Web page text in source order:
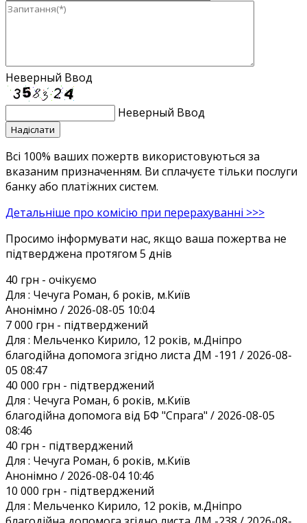
Неверный Ввод
Неверный Ввод
Всі 100% ваших пожертв використовуються за
вказаним призначенням. Ви сплачуєте тільки послуги
банку або платіжних систем.
Детальніше про комісію при перерахуванні >>>
Просимо інформувати нас, якщо ваша пожертва не
підтверджена протягом 5 днів
40 грн - очікуємо
Для : Чечуга Роман, 6 років, м.Київ
Анонiмно / 2026-08-05 10:04
7 000 грн - підтверджений
Для : Мельченко Кирило, 12 років, м.Дніпро
благодійна допомога згідно листа ДМ -191 / 2026-08-
05 08:47
40 000 грн - підтверджений
Для : Чечуга Роман, 6 років, м.Київ
благодійна допомога від БФ "Спрага" / 2026-08-05
08:46
40 грн - підтверджений
Для : Чечуга Роман, 6 років, м.Київ
Анонiмно / 2026-08-04 10:46
10 000 грн - підтверджений
Для : Мельченко Кирило, 12 років, м.Дніпро